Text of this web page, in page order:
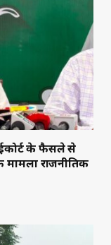
के फैसले से
राजनीतिक